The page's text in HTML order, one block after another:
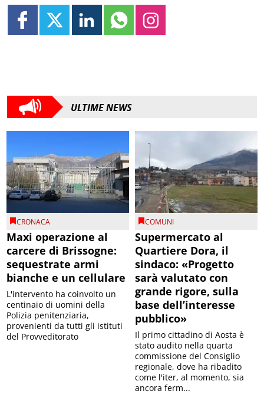
ULTIME NEWS
CRONACA
Maxi operazione al
carcere di Brissogne:
sequestrate armi
bianche e un cellulare
L'intervento ha coinvolto un
centinaio di uomini della
Polizia penitenziaria,
provenienti da tutti gli istituti
del Provveditorato
COMUNI
Supermercato al
Quartiere Dora, il
sindaco: «Progetto
sarà valutato con
grande rigore, sulla
base dell’interesse
pubblico»
Il primo cittadino di Aosta è
stato audito nella quarta
commissione del Consiglio
regionale, dove ha ribadito
come l'iter, al momento, sia
ancora ferm...